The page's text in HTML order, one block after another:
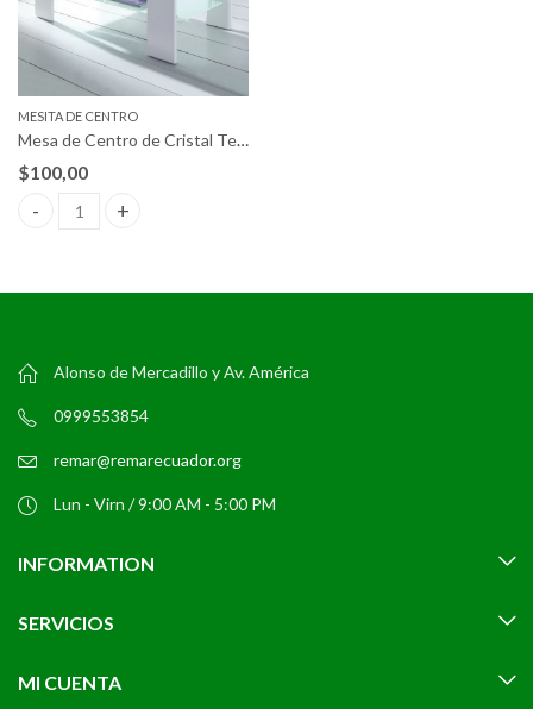
MESITA DE CENTRO
Mesa de Centro de Cristal Templado Missouri
$100,00
Mesa de Centro de Cristal Templado Missouri quantity
Alonso de Mercadillo y Av. América
0999553854
remar@remarecuador.org
Lun - Virn / 9:00 AM - 5:00 PM
INFORMATION
SERVICIOS
MI CUENTA